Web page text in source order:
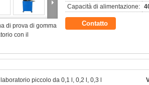
di prova di gomma
con il
Capacità di alimentazione:
Contatto
piccolo da 0,1 l, 0,2 l, 0,3 l